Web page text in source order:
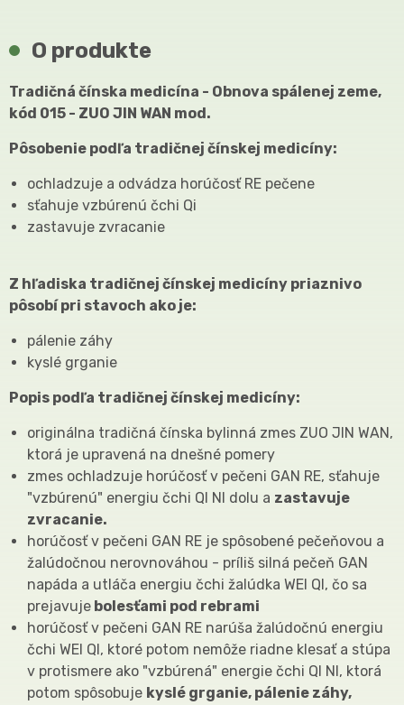
O produkte
Tradičná čínska medicína - Obnova spálenej zeme,
kód 015 - ZUO JIN WAN mod.
Pôsobenie podľa tradičnej čínskej medicíny:
ochladzuje a odvádza horúčosť RE pečene
sťahuje vzbúrenú čchi Qi
zastavuje zvracanie
Z hľadiska tradičnej čínskej medicíny priaznivo
pôsobí pri stavoch ako je:
pálenie záhy
kyslé grganie
Popis podľa tradičnej čínskej medicíny:
originálna tradičná čínska bylinná zmes ZUO JIN WAN,
ktorá je upravená na dnešné pomery
zmes ochladzuje horúčosť v pečeni GAN RE, sťahuje
"vzbúrenú" energiu čchi QI NI dolu a zastavuje
zvracanie.
horúčosť v pečeni GAN RE je spôsobené pečeňovou a
žalúdočnou nerovnováhou - príliš silná pečeň GAN
napáda a utláča energiu čchi žalúdka WEI QI, čo sa
prejavuje bolesťami pod rebrami
horúčosť v pečeni GAN RE narúša žalúdočnú energiu
čchi WEI QI, ktoré potom nemôže riadne klesať a stúpa
v protismere ako "vzbúrená" energie čchi QI NI, ktorá
potom spôsobuje kyslé grganie, pálenie záhy,